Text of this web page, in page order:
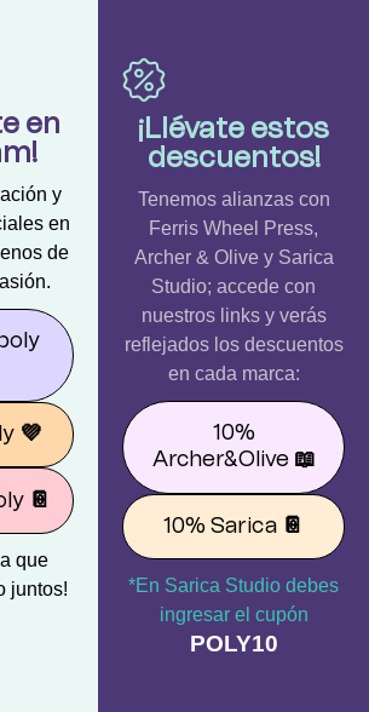
en
y
en
de
💜
📔
que
juntos!
¡Llévate estos
descuentos!
Tenemos alianzas con
Ferris Wheel Press,
Archer & Olive y Sarica
Studio; accede con
nuestros links y verás
reflejados los descuentos
en cada marca:
10%
Archer&Olive 📖
10% Sarica 📔
*En Sarica Studio debes
ingresar el cupón
POLY10